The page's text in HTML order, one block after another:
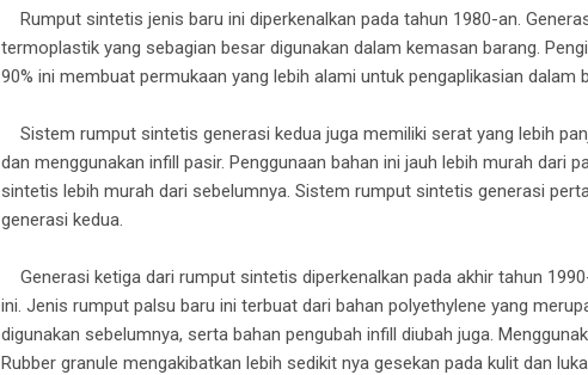
Rumput sintetis jenis baru ini diperkenalkan pada tahun 1980-an.
termoplastik yang sebagian besar digunakan dalam kemasan barang.
90% ini membuat permukaan yang lebih alami untuk pengaplikasian dalam
Sistem rumput sintetis generasi kedua juga memiliki serat yang lebih
dan menggunakan infill pasir. Penggunaan bahan ini jauh lebih murah dari
sintetis lebih murah dari sebelumnya. Sistem rumput sintetis generasi
generasi kedua.
Generasi ketiga dari rumput sintetis diperkenalkan pada akhir tahun
ini. Jenis rumput palsu baru ini terbuat dari bahan polyethylene yang
digunakan sebelumnya, serta bahan pengubah infill diubah juga.
Rubber granule mengakibatkan lebih sedikit nya gesekan pada kulit dan